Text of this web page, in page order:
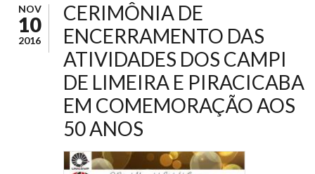
NOV
10
2016
CERIMÔNIA DE
ENCERRAMENTO DAS
ATIVIDADES DOS CAMPI
DE LIMEIRA E PIRACICABA
EM COMEMORAÇÃO AOS
50 ANOS